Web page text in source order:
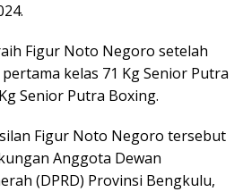
Figur Noto Negoro setelah
kelas 71 Kg Senior Putra
Senior Putra Boxing.
Figur Noto Negoro tersebut
Anggota Dewan
(DPRD) Provinsi Bengkulu,